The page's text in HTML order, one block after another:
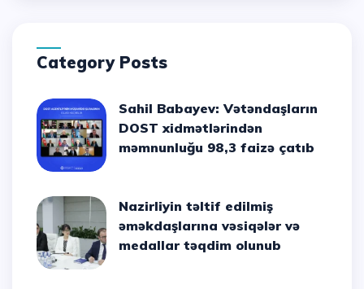
Category Posts
Sahil Babayev: Vətəndaşların
DOST xidmətlərindən
məmnunluğu 98,3 faizə çatıb
Nazirliyin təltif edilmiş
əməkdaşlarına vəsiqələr və
medallar təqdim olunub